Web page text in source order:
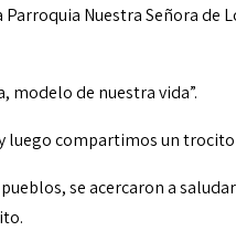
Nuestra Señora de
modelo de nuestra vida”.
luego compartimos un
se acercaron a